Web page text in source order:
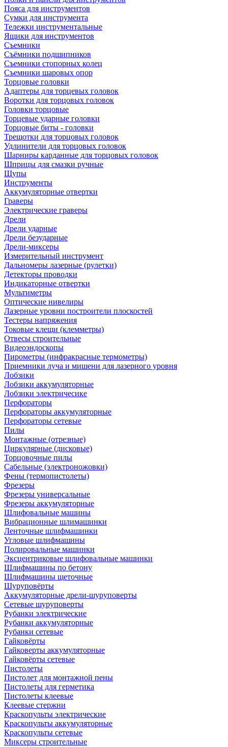
Пояса для инструментов
Сумки для инструмента
Тележки инструментальные
Ящики для инструментов
Съемники
Съёмники подшипников
Съемники стопорных колец
Съемники шаровых опор
Торцовые головки
Адаптеры для торцевых головок
Воротки для торцовых головок
Головки торцовые
Торцевые ударные головки
Торцовые биты - головки
Трещотки для торцовых головок
Удлинители для торцовых головок
Шарниры карданные для торцовых головок
Шприцы для смазки ручные
Щупы
Инструменты
Аккумуляторные отвертки
Граверы
Электрические граверы
Дрели
Дрели ударные
Дрели безударные
Дрели-миксеры
Измерительный инструмент
Дальномеры лазерные (рулетки)
Детекторы проводки
Индикаторные отвертки
Мультиметры
Оптические нивелиры
Лазерные уровни построители плоскостей
Тестеры напряжения
Токовые клещи (клемметры)
Отвесы строительные
Видеоэндоскопы
Пирометры (инфракрасные термометры)
Приемники луча и мишени для лазерного уровня
Лобзики
Лобзики аккумуляторные
Лобзики электричесике
Перфораторы
Перфораторы аккумуляторные
Перфораторы сетевые
Пилы
Монтажные (отрезные)
Циркулярные (дисковые)
Торцовочные пилы
Сабельные (электроножовки)
Фены (термопистолеты)
Фрезеры
Фрезеры универсальные
Фрезеры аккумуляторные
Шлифовальные машины
Вибрационные шлимашинки
Ленточные шлифмашинки
Угловые шлифмашины
Полировальные машинки
Эксцентриковые шлифовальные машинки
Шлифмашины по бетону
Шлифмашины щеточные
Шуруповёрты
Аккумуляторные дрели-шуруповерты
Сетевые шуруповерты
Рубанки электрические
Рубанки аккумуляторные
Рубанки сетевые
Гайковёрты
Гайковерты аккумуляторные
Гайковёрты сетевые
Пистолеты
Пистолет для монтажной пены
Пистолеты для герметика
Пистолеты клеевые
Клеевые стержни
Краскопульты электрические
Краскопульты аккумуляторные
Краскопульты сетевые
Миксеры строительные